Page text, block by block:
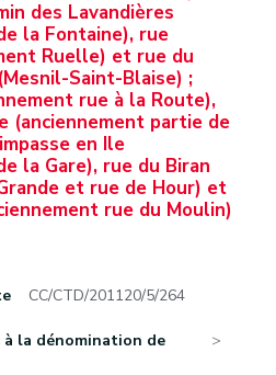
des Lavandières
la Fontaine), rue
Ruelle) et rue du
Saint-Blaise) ;
rue à la Route),
(anciennement partie de
en Ile
la Gare), rue du Biran
et rue de Hour) et
rue du Moulin)
CC/CTD/201120/5/264
la dénomination de